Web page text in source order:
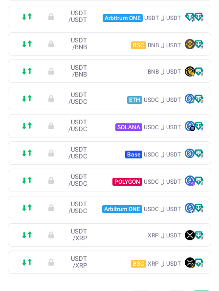
USDT ل USDT Arbitrum ONE
USDT
/USDT
USDT ل BNB BSC
USDT
/BNB
USDT ل BNB
USDT
/BNB
USDT ل USDC ETH
USDT
/USDC
USDT ل USDC SOLANA
USDT
/USDC
USDT ل USDC Base
USDT
/USDC
USDT ل USDC POLYGON
USDT
/USDC
USDT ل USDC Arbitrum ONE
USDT
/USDC
USDT ل XRP
USDT
/XRP
USDT ل XRP BSC
USDT
/XRP